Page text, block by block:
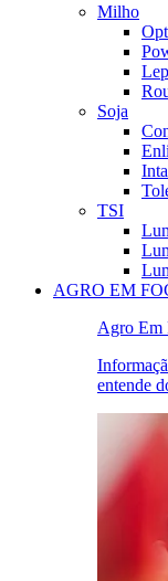
Milho
Soja
TSI
AGRO EM
Agro Em
entende